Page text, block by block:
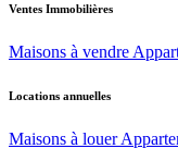
Ventes Immobilières
Maisons à vendre
Locations annuelles
Maisons à louer